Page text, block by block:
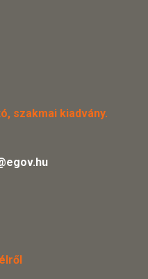
szakmai kiadvány.